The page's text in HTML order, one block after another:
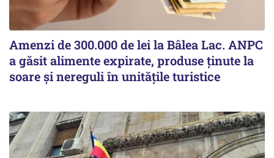
Amenzi de 300.000 de lei la Bâlea Lac. ANPC
a găsit alimente expirate, produse ținute la
soare și nereguli în unitățile turistice